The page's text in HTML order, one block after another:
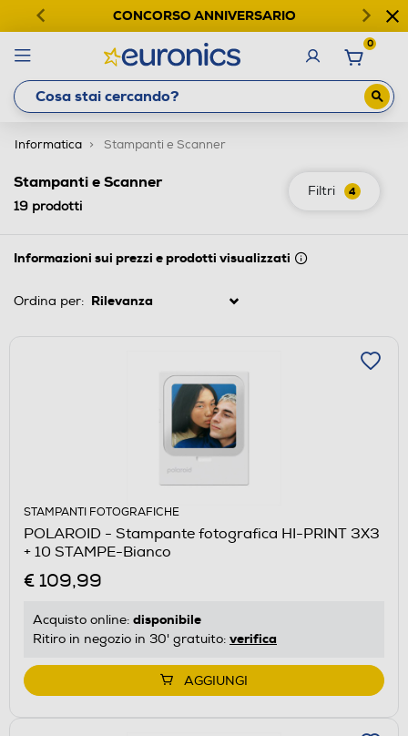
CONCORSO ANNIVERSARIO
0
Informatica Stampanti e Scanner
Filtri 4
Stampanti e Scanner
19 prodotti
Informazioni sui prezzi e prodotti visualizzati
Ordina per:
STAMPANTI FOTOGRAFICHE
POLAROID - Stampante fotografica HI-PRINT 3X3
+ 10 STAMPE-Bianco
€ 109,99
Acquisto online: disponibile
Ritiro in negozio in 30' gratuito: verifica
AGGIUNGI